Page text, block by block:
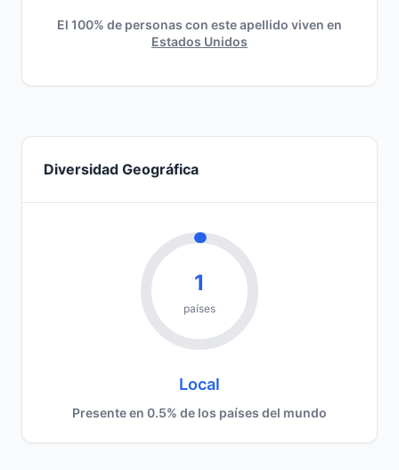
El 100% de personas con este apellido viven en
Estados Unidos
Diversidad Geográfica
1
países
Local
Presente en 0.5% de los países del mundo